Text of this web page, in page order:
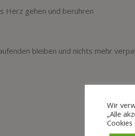
Herz gehen und berühren
bleiben und nichts mehr
Wir
„Alle
Cookies